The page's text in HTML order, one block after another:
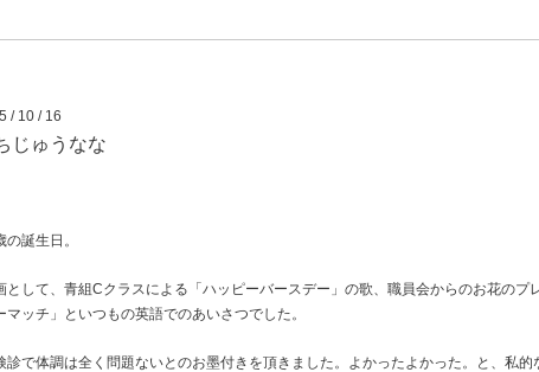
/ 10 / 16
じゅうなな
誕生日。
として、青組Cクラスによる「ハッピーバースデー」の歌、職員会からのお花のプ
マッチ」といつもの英語でのあいさつでした。
診で体調は全く問題ないとのお墨付きを頂きました。よかったよかった。と、私